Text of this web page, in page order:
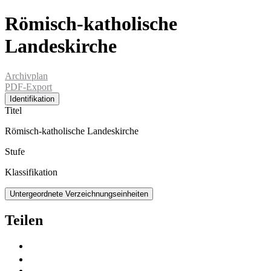
Römisch-katholische
Landeskirche
Archivplan
PDF-Export
Identifikation
Titel
Römisch-katholische Landeskirche
Stufe
Klassifikation
Untergeordnete Verzeichnungseinheiten
Teilen